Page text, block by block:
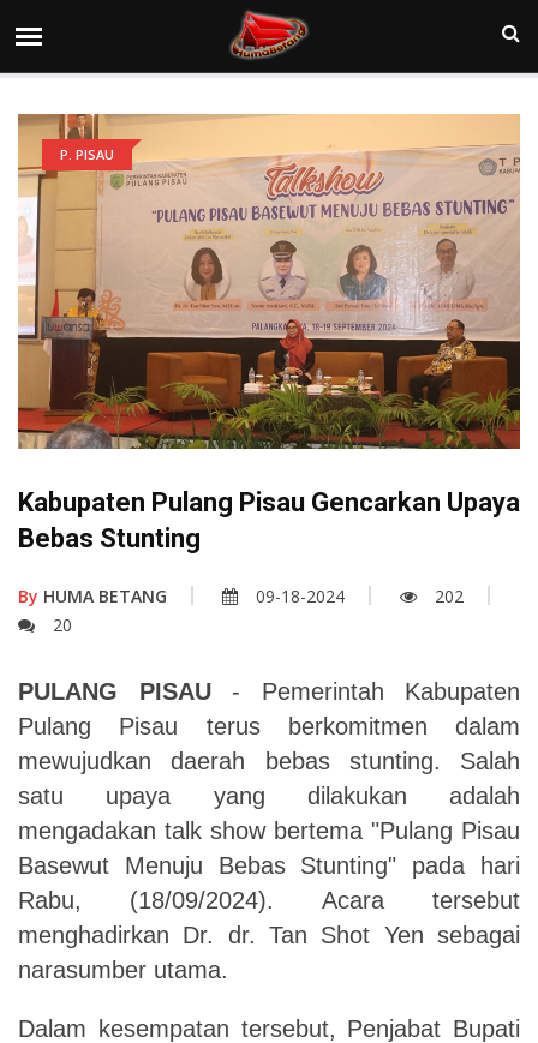
P. PISAU
Kabupaten Pulang Pisau Gencarkan Upaya
Bebas Stunting
By HUMA BETANG 09-18-2024
202
20
PULANG PISAU- Pemerintah Kabupaten
Pulang Pisau terus berkomitmen dalam
mewujudkan daerah bebas stunting. Salah
satu upaya yang dilakukan adalah
mengadakan talk show bertema "Pulang Pisau
Basewut Menuju Bebas Stunting" pada hari
Rabu, (18/09/2024). Acara tersebut
menghadirkan Dr. dr. Tan Shot Yen sebagai
narasumber utama.
Dalam kesempatan tersebut, Penjabat Bupati